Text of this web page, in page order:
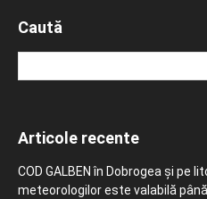
Caută
Articole recente
COD GALBEN în Dobrogea și pe
meteorologilor este valabilă